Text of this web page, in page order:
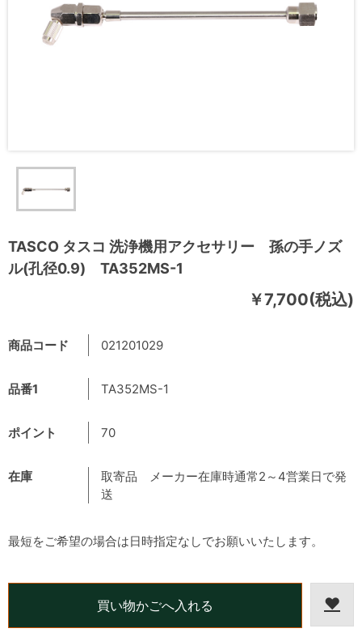
TASCO タスコ 洗浄機用アクセサリー 孫の手ノズ
ル(孔径0.9) TA352MS-1
￥7,700(税込)
商品コード 021201029
品番1 TA352MS-1
ポイント 70
在庫
取寄品 メーカー在庫時通常2～4営業日で発
送
最短をご希望の場合は日時指定なしでお願いいたします。